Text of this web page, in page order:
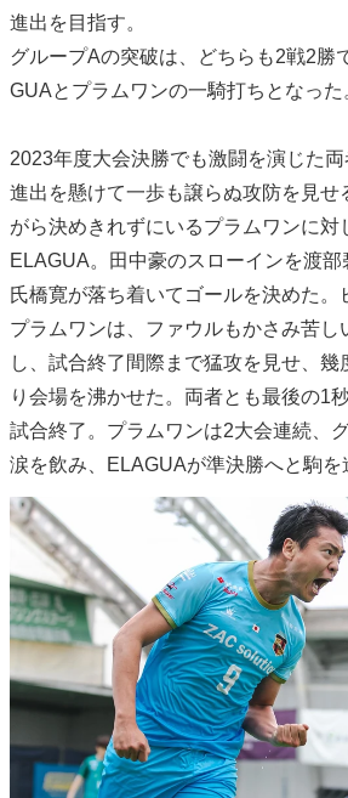
進出を目指す。
グループAの突破は、どちらも2戦2勝
GUAとプラムワンの一騎打ちとなった
2023年度大会決勝でも激闘を演じた
進出を懸けて一歩も譲らぬ攻防を見せ
がら決めきれずにいるプラムワンに対
ELAGUA。田中豪のスローインを渡部
氏橋寛が落ち着いてゴールを決めた。
プラムワンは、ファウルもかさみ苦し
し、試合終了間際まで猛攻を見せ、
り会場を沸かせた。両者とも最後の1
試合終了。プラムワンは2大会連続、
涙を飲み、ELAGUAが準決勝へと駒を